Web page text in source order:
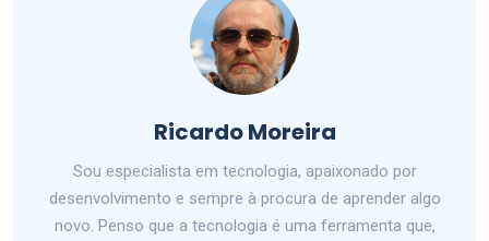
Ricardo Moreira
Sou especialista em tecnologia, apaixonado por
desenvolvimento e sempre à procura de aprender algo
novo. Penso que a tecnologia é uma ferramenta que,